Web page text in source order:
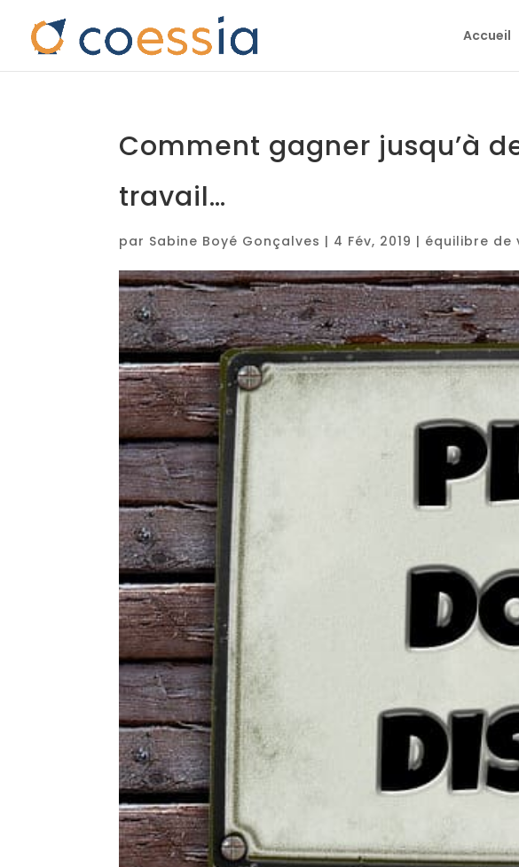
Accueil
Comment gagner jusqu’à
travail…
par Sabine Boyé Gonçalves | 4 Fév, 2019 | équilibre de